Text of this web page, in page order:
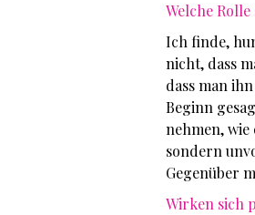
Welche
Ich finde,
nicht, dass
dass man
Beginn
nehmen,
sondern
Gegenüber
Wirken sich